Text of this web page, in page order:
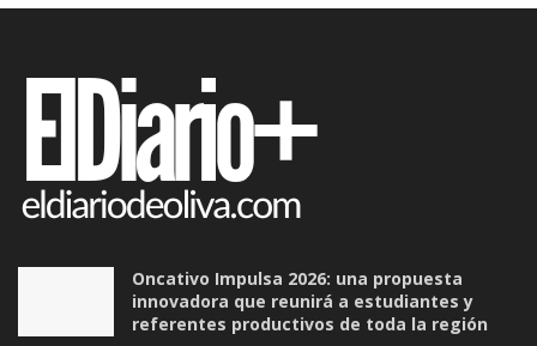
Oncativo Impulsa 2026: una propuesta
innovadora que reunirá a estudiantes y
referentes productivos de toda la región